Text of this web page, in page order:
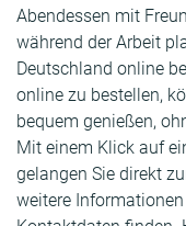
Abendessen mit
während der Arbeit
Deutschland online
online zu bestellen,
bequem genießen,
Mit einem Klick auf
gelangen Sie direkt
weitere